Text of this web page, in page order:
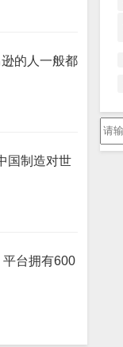
的人一般都
国制造对世
台拥有600